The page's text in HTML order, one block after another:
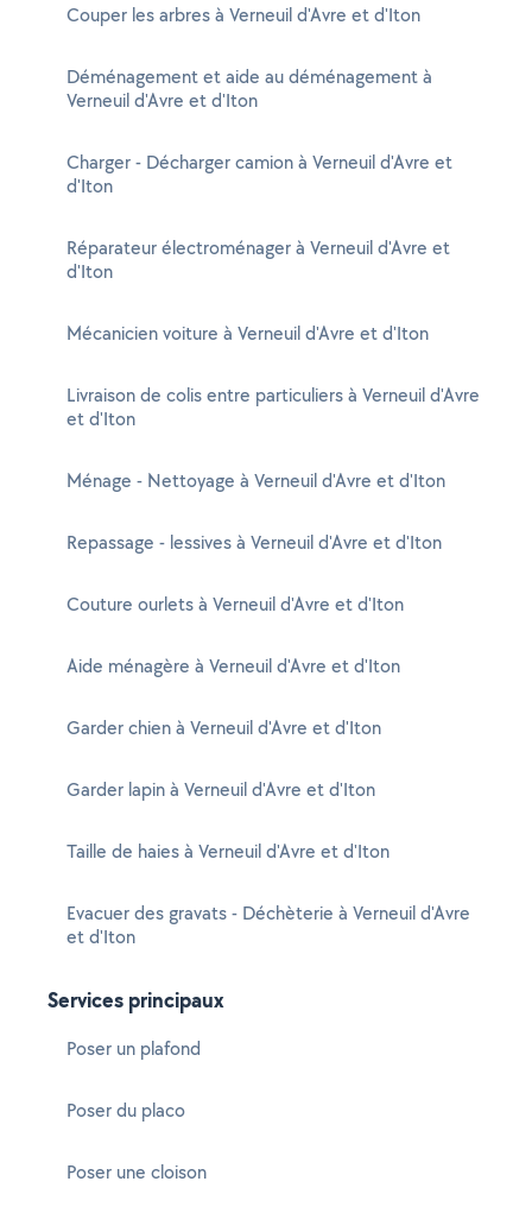
Couper les arbres à Verneuil d'Avre et d'Iton
Déménagement et aide au déménagement à
Verneuil d'Avre et d'Iton
Charger - Décharger camion à Verneuil d'Avre et
d'Iton
Réparateur électroménager à Verneuil d'Avre et
d'Iton
Mécanicien voiture à Verneuil d'Avre et d'Iton
Livraison de colis entre particuliers à Verneuil d'Avre
et d'Iton
Ménage - Nettoyage à Verneuil d'Avre et d'Iton
Repassage - lessives à Verneuil d'Avre et d'Iton
Couture ourlets à Verneuil d'Avre et d'Iton
Aide ménagère à Verneuil d'Avre et d'Iton
Garder chien à Verneuil d'Avre et d'Iton
Garder lapin à Verneuil d'Avre et d'Iton
Taille de haies à Verneuil d'Avre et d'Iton
Evacuer des gravats - Déchèterie à Verneuil d'Avre
et d'Iton
Services principaux
Poser un plafond
Poser du placo
Poser une cloison